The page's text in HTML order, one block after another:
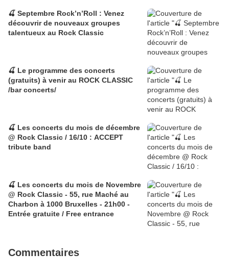
🍒 Septembre Rock’n’Roll : Venez
découvrir de nouveaux groupes
talentueux au Rock Classic
🍒 Le programme des concerts
(gratuits) à venir au ROCK CLASSIC
/bar concerts/
🍒 Les concerts du mois de décembre
@ Rock Classic / 16/10 : ACCEPT
tribute band
🍒 Les concerts du mois de Novembre
@ Rock Classic - 55, rue Maché au
Charbon à 1000 Bruxelles - 21h00 -
Entrée gratuite / Free entrance
Commentaires